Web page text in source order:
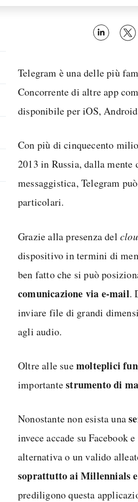
Telegram è una delle più
Concorrente di altre app
disponibile per iOS, Android
Con più di cinquecento
2013 in Russia, dalla
messaggistica, Telegram
particolari.
Grazie alla presenza del
dispositivo in termini di
ben fatto che si può
comunicazione via e-mail.
inviare file di grandi
agli audio.
Oltre alle suemolteplici
importantestrumento di
Nonostante non esista una
invece accade su Facebook
alternativa o un valido
soprattutto ai Millennials
prediligono questa